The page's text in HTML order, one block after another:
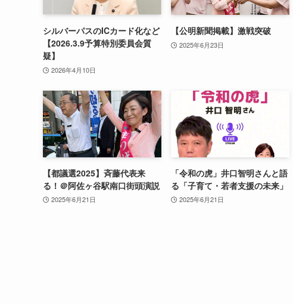
シルバーパスのICカード化など
【2026.3.9予算特別委員会質
疑】
2026年4月10日
【公明新聞掲載】激戦突破
2025年6月23日
【都議選2025】斉藤代表来
る！＠阿佐ヶ谷駅南口街頭演説
2025年6月21日
「令和の虎」井口智明さんと語
る「子育て・若者支援の未来」
2025年6月21日